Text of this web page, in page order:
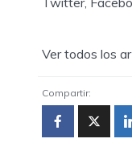
Ver todos los
Compartir: